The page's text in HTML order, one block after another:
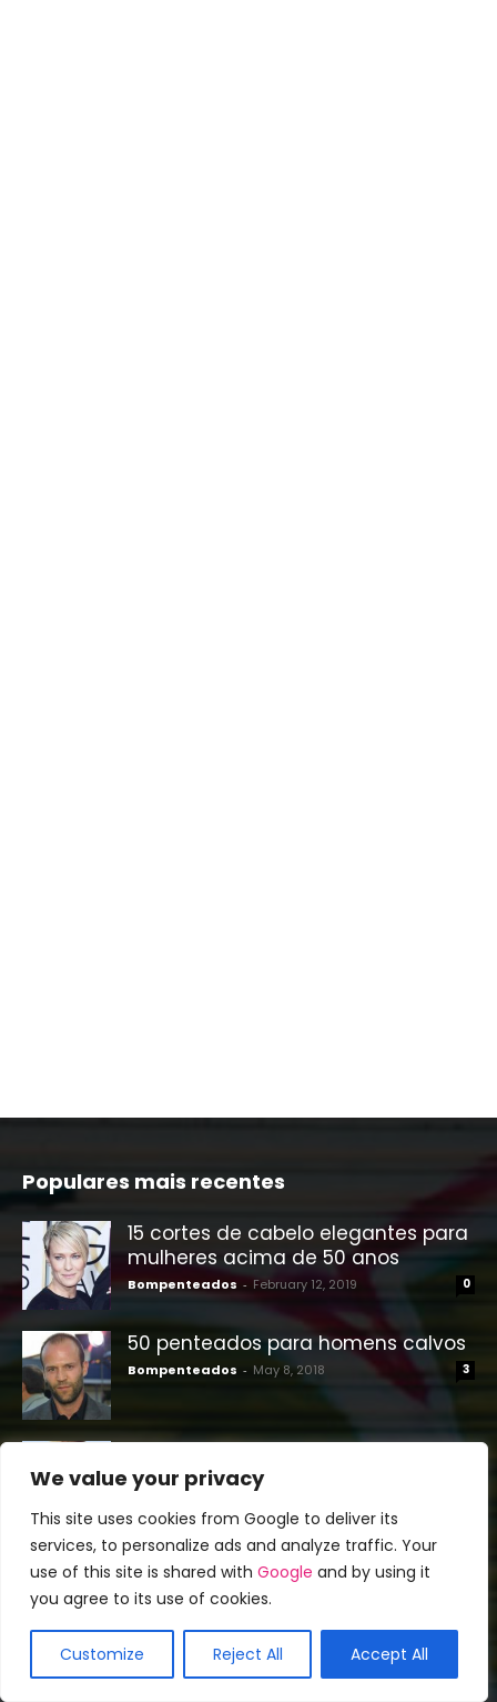
We value your privacy
This site uses cookies from Google to deliver its
services, to personalize ads and analyze traffic. Your
use of this site is shared with Google and by using it
you agree to its use of cookies.
Customize Reject All Accept All
Populares mais recentes
15 cortes de cabelo elegantes para
mulheres acima de 50 anos
Bompenteados - February 12, 2019 0
50 penteados para homens calvos
Bompenteados - May 8, 2018 3
mulheres acima de 50 anos
25 Cabelo Curto Moderna para
Mulheres Mais Velhas